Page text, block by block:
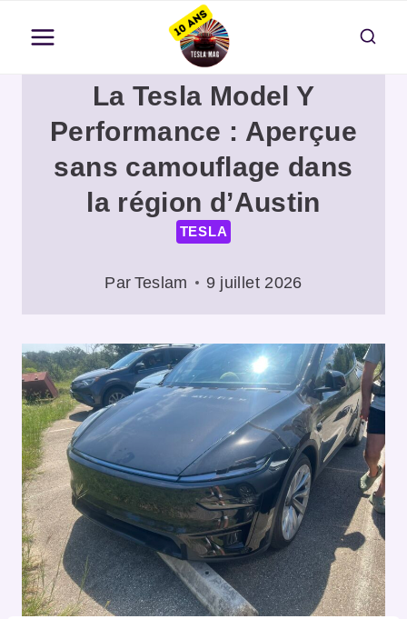
contenu
La Tesla Model Y
Performance : Aperçue
sans camouflage dans
la région d’Austin
TESLA
Par Teslam 9 juillet 2026